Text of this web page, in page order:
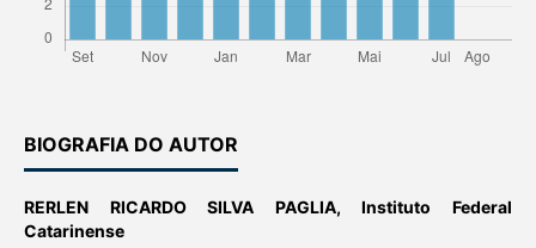
BIOGRAFIA DO AUTOR
RERLEN RICARDO SILVA PAGLIA,Instituto Federal
Catarinense